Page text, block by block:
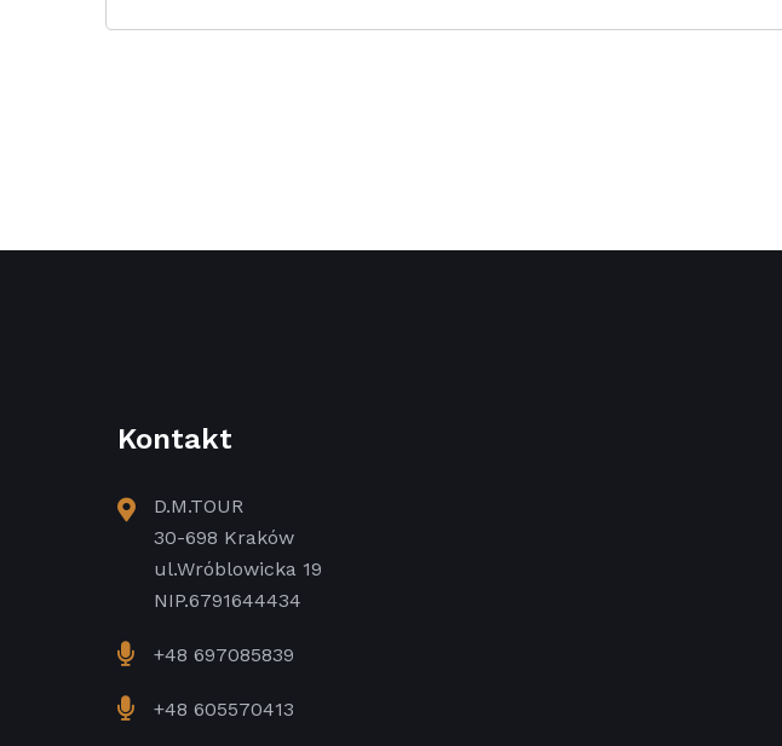
Kontakt
D.M.TOUR
30-698 Kraków
ul.Wróblowicka 19
NIP.6791644434
+48 697085839
+48 605570413